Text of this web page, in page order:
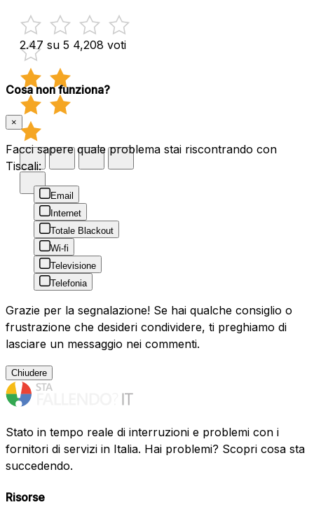
2.47 su 5 4,208 voti
Cosa non funziona?
×
Facci sapere quale problema stai riscontrando con
Tiscali:
Email
Internet
Totale Blackout
Wi-fi
Televisione
Telefonia
Grazie per la segnalazione! Se hai qualche consiglio o
frustrazione che desideri condividere, ti preghiamo di
lasciare un messaggio nei commenti.
Chiudere
Stato in tempo reale di interruzioni e problemi con i
fornitori di servizi in Italia. Hai problemi? Scopri cosa sta
succedendo.
Risorse